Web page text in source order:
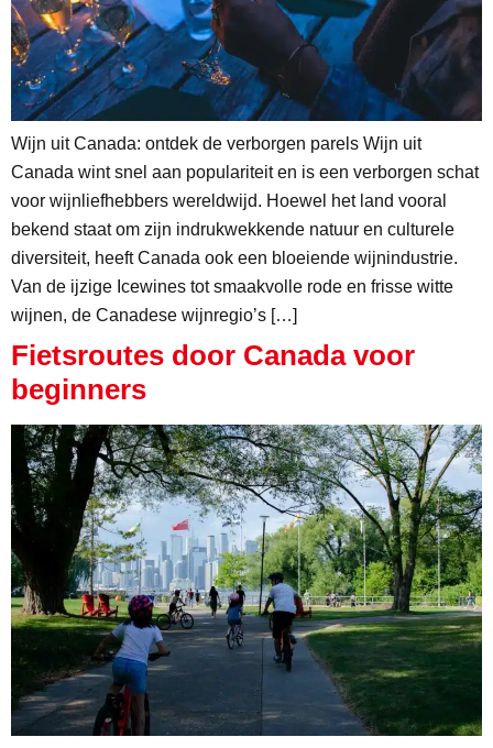
Wijn uit Canada: ontdek de verborgen parels Wijn uit
Canada wint snel aan populariteit en is een verborgen schat
voor wijnliefhebbers wereldwijd. Hoewel het land vooral
bekend staat om zijn indrukwekkende natuur en culturele
diversiteit, heeft Canada ook een bloeiende wijnindustrie.
Van de ijzige Icewines tot smaakvolle rode en frisse witte
wijnen, de Canadese wijnregio’s […]
Fietsroutes door Canada voor
beginners